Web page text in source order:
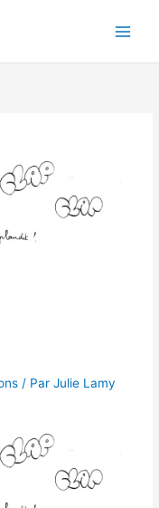
/ ParJulie Lamy